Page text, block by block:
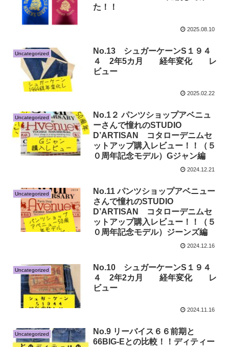
た！！
2025.08.10
Uncategorized
No.13 シュガーケーンS１９４
４ 2年5カ月 経年変化 レ
ビュー
2025.02.22
Uncategorized
No.1２ パンツショップアベニュ
ーさんで憧れのSTUDIO
D’ARTISAN コタローデニムセ
ットアップ購入レビュー！！（５
０周年記念モデル）Gジャン編
2024.12.21
Uncategorized
No.11 パンツショップアベニュー
さんで憧れのSTUDIO
D’ARTISAN コタローデニムセ
ットアップ購入レビュー！！（５
０周年記念モデル）ジーンズ編
2024.12.16
Uncategorized
No.10 シュガーケーンS１９４
４ 2年2カ月 経年変化 レ
ビュー
2024.11.16
Uncategorized
No.9 リーバイス６６前期と
66BIG-Eとの比較！！ディティー